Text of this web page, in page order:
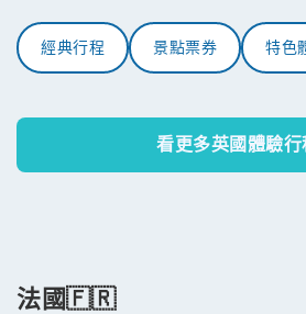
經典行程 景點票券 特色
看更多英國體驗行
法國🇫🇷